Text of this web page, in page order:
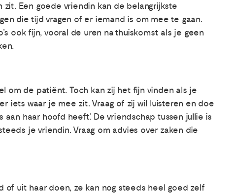
Een goede vriendin kan de belangrijkste
die tijd vragen of er iemand is om mee te gaan.
ook fijn, vooral de uren na thuiskomst als je geen
om de patiënt. Toch kan zij het fijn vinden als je
iets waar je mee zit. Vraag of zij wil luisteren en doe
haar hoofd heeft'. De vriendschap tussen jullie is
je vriendin. Vraag om advies over zaken die
of uit haar doen, ze kan nog steeds heel goed zelf